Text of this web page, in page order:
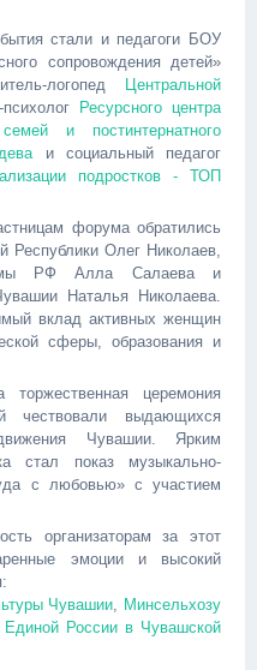
стали и педагоги БОУ
сопровождения детей»
логопед
Центральной
Ресурсного центра
и постинтернатного
и социальный педагог
подростков - ТОП
форума обратились
Республики Олег Николаев,
РФ Алла Салаева и
Наталья Николаева.
вклад активных женщин
сферы, образования и
церемония
чествовали выдающихся
Чувашии. Ярким
стал показ музыкально-
с любовью» с участием
организаторам за этот
эмоции и высокий
Чувашии, Минсельхозу
России в Чувашской